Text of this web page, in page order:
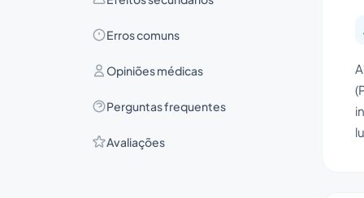
Erros comuns
Opiniões médicas
Perguntas frequentes
Avaliações